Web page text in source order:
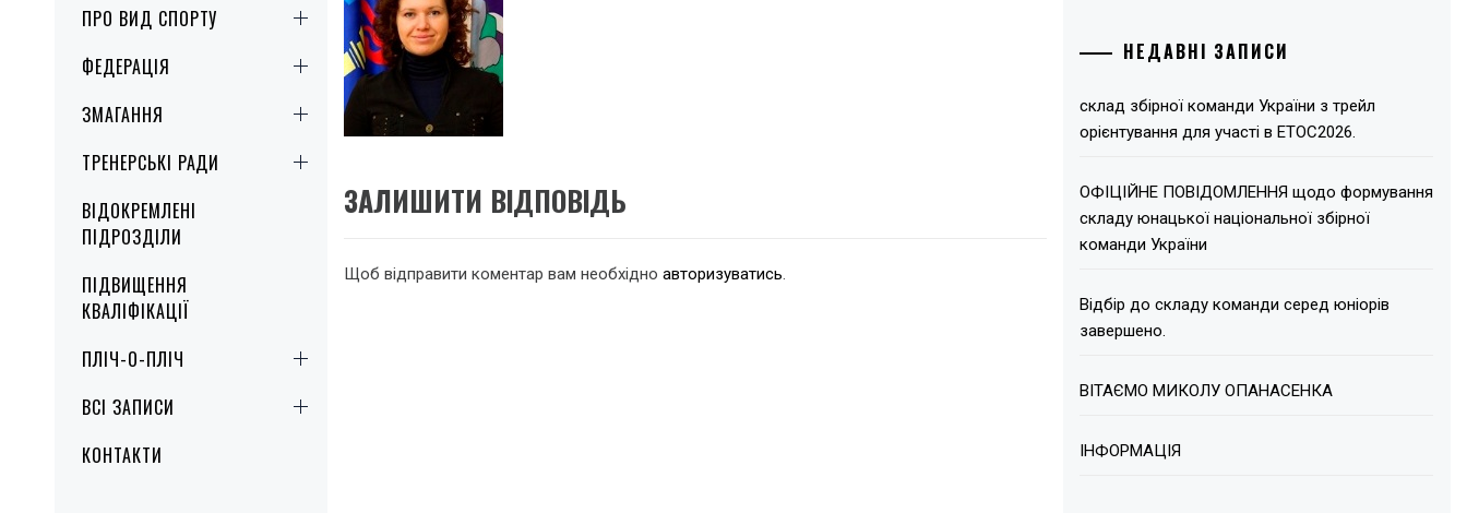
MenuПРО ВИД СПОРТУ
ФЕДЕРАЦІЯ
ЗМАГАННЯ
ТРЕНЕРСЬКІ РАДИ
ВІДОКРЕМЛЕНІ
ПІДРОЗДІЛИ
ПІДВИЩЕННЯ
КВАЛІФІКАЦІЇ
ПЛІЧ-О-ПЛІЧ
ВСІ ЗАПИСИ
КОНТАКТИ
ЗАЛИШИТИ ВІДПОВІДЬ
Щоб відправити коментар вам необхідно авторизуватись.
НЕДАВНІ ЗАПИСИ
склад збірної команди України з трейл
орієнтування для участі в ЕТОС2026.
ОФІЦІЙНЕ ПОВІДОМЛЕННЯ щодо формування
складу юнацької національної збірної
команди України
Відбір до складу команди серед юніорів
завершено.
ВІТАЄМО МИКОЛУ ОПАНАСЕНКА
ІНФОРМАЦІЯ